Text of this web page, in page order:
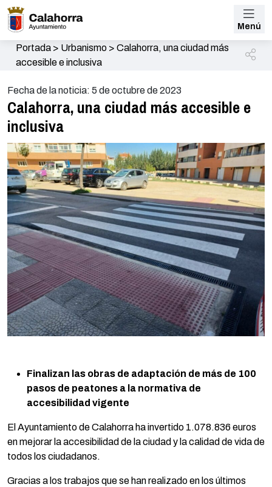
Menú
Portada> Urbanismo> Calahorra, una ciudad más
accesible e inclusiva
Fecha de la noticia: 5 de octubre de 2023
Calahorra, una ciudad más accesible e
inclusiva
Finalizan las obras de adaptación de más de 100
pasos de peatones a la normativa de
accesibilidad vigente
El Ayuntamiento de Calahorra ha invertido 1.078.836 euros
en mejorar la accesibilidad de la ciudad y la calidad de vida de
todos los ciudadanos.
Gracias a los trabajos que se han realizado en los últimos